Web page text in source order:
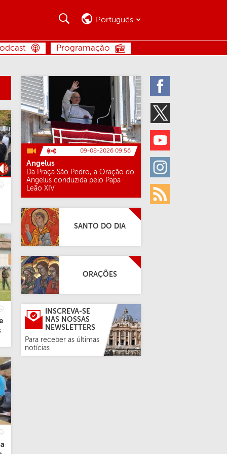
Twitter
Youtube
Instagram
Rss
BUSCA Português
Programação
09-08-2026 09:56
Angelus
Da Praça São Pedro, a Oração do
Angelus conduzida pelo Papa
Leão XIV
SANTO DO DIA
ORAÇÕES
INSCREVA-SE
NAS NOSSAS
NEWSLETTERS
Para receber as últimas
notícias